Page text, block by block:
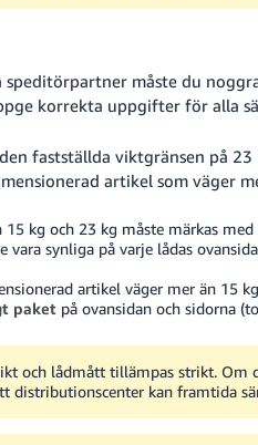
speditörpartner måste du
korrekta uppgifter för alla
fastställda viktgränsen på 23
artikel som väger
15 kg och 23 kg måste märkas
vara synliga på varje lådas
artikel väger mer än 15
paketpå ovansidan och sidorna
och lådmått tillämpas strikt.Om
distributionscenter kan framtida